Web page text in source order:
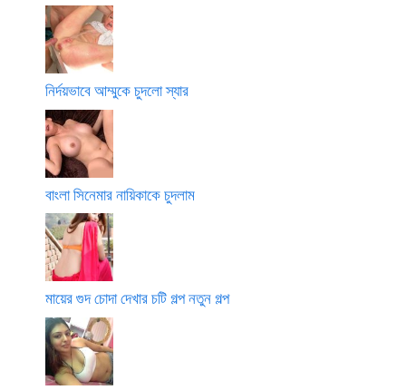
নির্দয়ভাবে আম্মুকে চুদলো স্যার
বাংলা সিনেমার নায়িকাকে চুদলাম
মায়ের গুদ চোদা দেখার চটি গল্প নতুন গল্প